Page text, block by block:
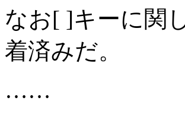
なお[ ]キーに関
着済みだ。
……